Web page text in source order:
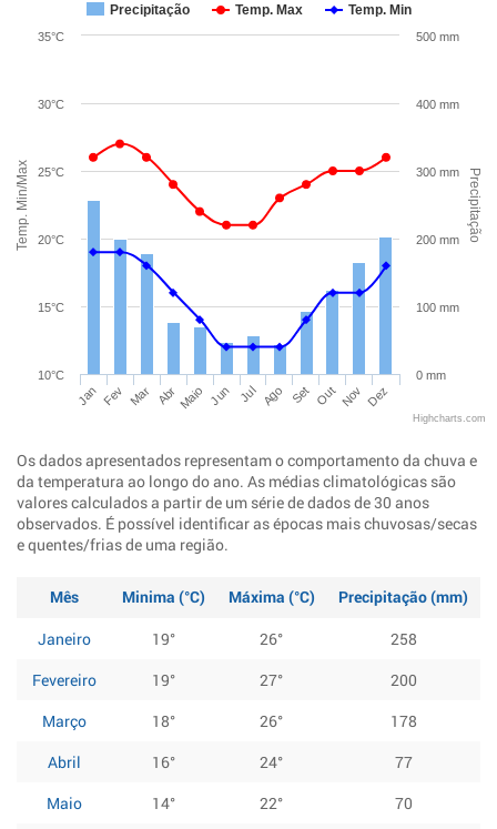
Temp. Min/Max Precipitação
Precipitação Temp. Max Temp. Min
Jan Fev Mar Abr Maio Jun Jul Ago Set Out Nov Dez
10°C
15°C
20°C
25°C
30°C
35°C
0 mm
100 mm
200 mm
300 mm
400 mm
500 mm
Highcharts.com
Os dados apresentados representam o comportamento da chuva e
da temperatura ao longo do ano. As médias climatológicas são
valores calculados a partir de um série de dados de 30 anos
observados. É possível identificar as épocas mais chuvosas/secas
e quentes/frias de uma região.
Mês Minima (°C) Máxima (°C)
Precipitação (mm)
Janeiro
19° 26°
258
Fevereiro
19° 27°
200
Março
18° 26°
178
Abril
16° 24°
77
Maio
14° 22°
70